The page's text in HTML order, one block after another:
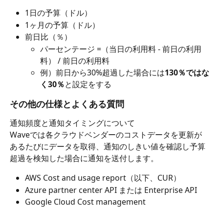
1日の予算（ドル）
1ヶ月の予算（ドル）
前日比（％）
パーセンテージ =（当日の利用料 - 前日の利用
料） / 前日の利用料
例）前日から30%超過した場合には130％ではな
く30％と設定をする
その他の仕様とよくある質問
通知頻度と通知タイミングについて
Waveでは各クラウドベンダーのコストデータを更新が
あるたびにデータを取得、通知のしきい値を確認し予算
超過を検知した場合に通知を送付します。
AWS Cost and usage report（以下、CUR）
Azure partner center API または Enterprise API
Google Cloud Cost management